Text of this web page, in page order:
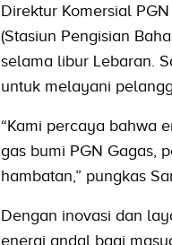
Direktur Komersial
(Stasiun Pengisian
selama libur Lebaran.
untuk melayani
“Kami percaya bahwa
gas bumi PGN Gagas,
hambatan,” pungkas
Dengan inovasi dan
energi andal bagi